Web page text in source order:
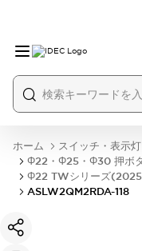
ホーム スイッチ・表示灯
Φ22・Φ25・Φ30 押ボ
Φ22 TWシリーズ(2025
ASLW2QM2RDA-118